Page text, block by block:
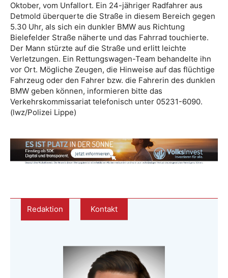
Oktober, vom Unfallort. Ein 24-jähriger Radfahrer aus
Detmold überquerte die Straße in diesem Bereich gegen
5.30 Uhr, als sich ein dunkler BMW aus Richtung
Bielefelder Straße näherte und das Fahrrad touchierte.
Der Mann stürzte auf die Straße und erlitt leichte
Verletzungen. Ein Rettungswagen-Team behandelte ihn
vor Ort. Mögliche Zeugen, die Hinweise auf das flüchtige
Fahrzeug oder den Fahrer bzw. die Fahrerin des dunklen
BMW geben können, informieren bitte das
Verkehrskommissariat telefonisch unter 05231-6090.
(lwz/Polizei Lippe)
Redaktion Kontakt